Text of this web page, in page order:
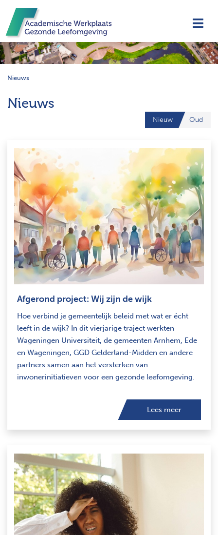
Nieuws
Nieuws
Nieuw Oud
Afgerond project: Wij zijn de wijk
Hoe verbind je gemeentelijk beleid met wat er écht
leeft in de wijk? In dit vierjarige traject werkten
Wageningen Universiteit, de gemeenten Arnhem, Ede
en Wageningen, GGD Gelderland-Midden en andere
partners samen aan het versterken van
inwonerinitiatieven voor een gezonde leefomgeving.
Lees meer